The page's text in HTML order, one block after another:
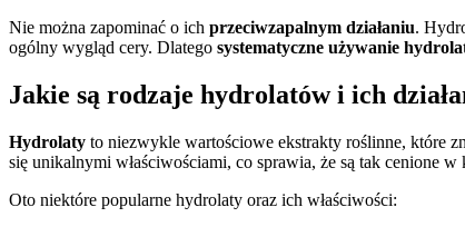
Nie można zapominać o ich przeciwzapalnym działaniu.
ogólny wygląd cery. Dlatego systematyczne używanie
Jakie są rodzaje hydrolatów i ich
Hydrolaty to niezwykle wartościowe ekstrakty roślinne, które
się unikalnymi właściwościami, co sprawia, że są tak cenione w
Oto niektóre popularne hydrolaty oraz ich właściwości: